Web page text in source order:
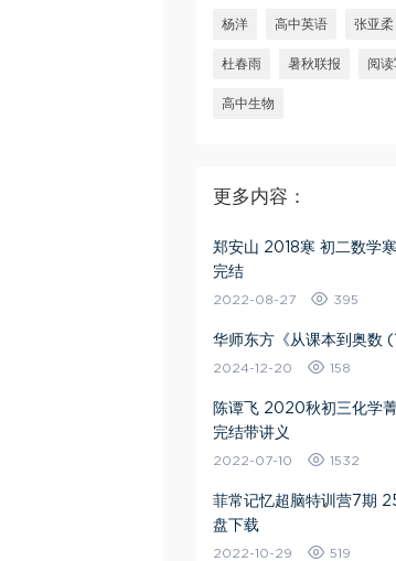
杨洋 高中英语 张亚柔
杜春雨 暑秋联报 阅
高中生物
更多内容：
郑安山 2018寒 初二数学
完结
2022-08-27 395
华师东方《从课本到奥数 (1
2024-12-20 158
陈谭飞 2020秋初三化学
完结带讲义
2022-07-10 1532
菲常记忆超脑特训营7期
盘下载
2022-10-29 519